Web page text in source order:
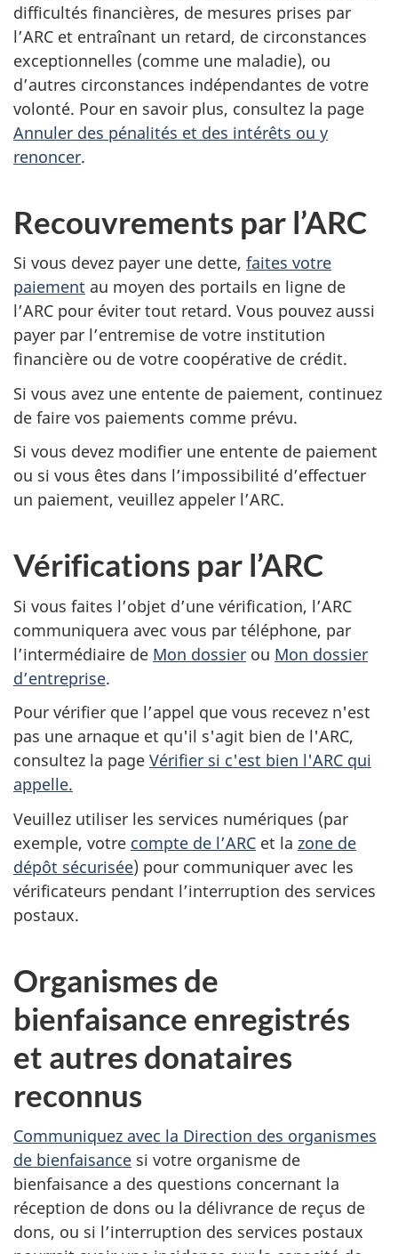
difficultés financières, de mesures prises par
l’ARC et entraînant un retard, de circonstances
exceptionnelles (comme une maladie), ou
d’autres circonstances indépendantes de votre
volonté. Pour en savoir plus, consultez la page
Annuler des pénalités et des intérêts ou y
renoncer.
Recouvrements par l’ARC
Si vous devez payer une dette, faites votre
paiement au moyen des portails en ligne de
l’ARC pour éviter tout retard. Vous pouvez aussi
payer par l’entremise de votre institution
financière ou de votre coopérative de crédit.
Si vous avez une entente de paiement, continuez
de faire vos paiements comme prévu.
Si vous devez modifier une entente de paiement
ou si vous êtes dans l’impossibilité d’effectuer
un paiement, veuillez appeler l’ARC.
Vérifications par l’ARC
Si vous faites l’objet d’une vérification, l’ARC
communiquera avec vous par téléphone, par
l’intermédiaire de Mon dossier ou Mon dossier
d’entreprise.
Pour vérifier que l’appel que vous recevez n'est
pas une arnaque et qu'il s'agit bien de l'ARC,
consultez la page Vérifier si c'est bien l'ARC qui
appelle.
Veuillez utiliser les services numériques (par
exemple, votre compte de l’ARC et la zone de
dépôt sécurisée) pour communiquer avec les
vérificateurs pendant l’interruption des services
postaux.
Organismes de
bienfaisance enregistrés
et autres donataires
reconnus
Communiquez avec la Direction des organismes
de bienfaisance si votre organisme de
bienfaisance a des questions concernant la
réception de dons ou la délivrance de reçus de
dons, ou si l’interruption des services postaux